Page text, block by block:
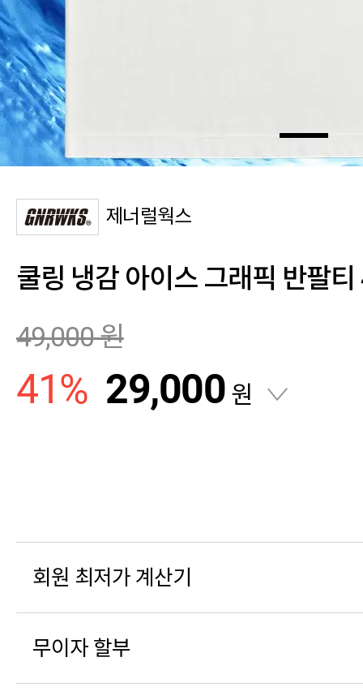
제너럴웍스
쿨링 냉감 아이스 그래픽 반팔
49,000원
41% 29,000 원
회원 최저가 계산기
무이자 할부